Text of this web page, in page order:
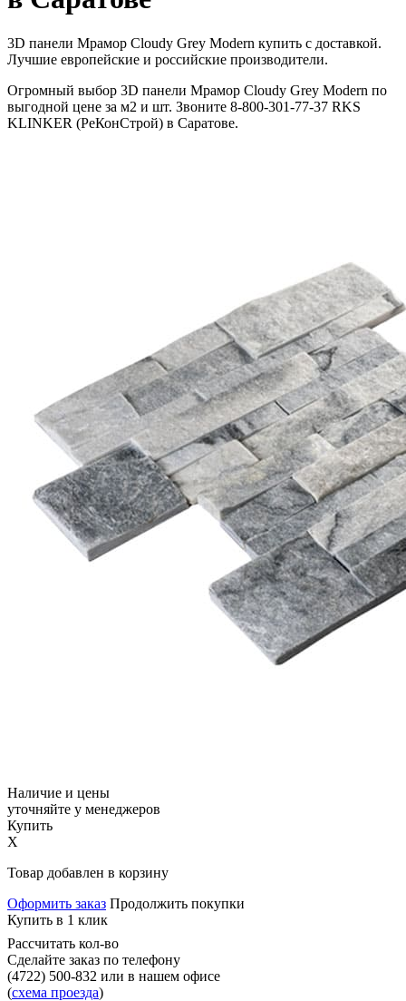
3D панели Мрамор Cloudy Grey Modern купить с доставкой.
Лучшие европейские и российские производители.
Огромный выбор 3D панели Мрамор Cloudy Grey Modern по
выгодной цене за м2 и шт. Звоните 8-800-301-77-37 RKS
KLINKER (РеКонСтрой) в Саратове.
Наличие и цены
уточняйте у менеджеров
Купить
X
Товар добавлен в корзину
Оформить заказ Продолжить покупки
Купить в 1 клик
Рассчитать кол-во
Сделайте заказ по телефону
(4722) 500-832 или в нашем офисе
(схема проезда)